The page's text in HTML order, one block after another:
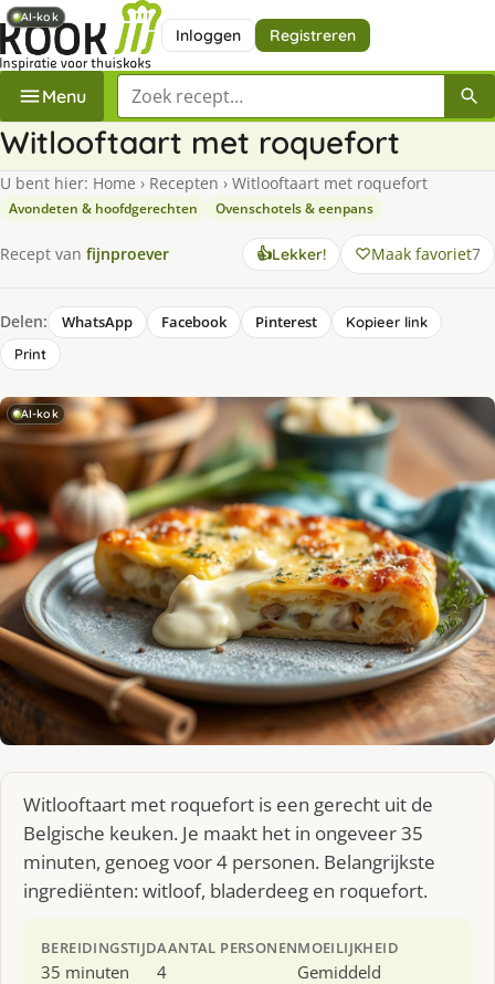
Inloggen Registreren
Menu Zoek een recept
Witlooftaart met roquefort
U bent hier: Home › Recepten › Witlooftaart met roquefort
Avondeten & hoofdgerechten Ovenschotels & eenpans
Recept van fijnproever 👍Lekker! Maak favoriet7
Delen: WhatsApp Facebook Pinterest
Kopieer link
Print
AI-kok
Witlooftaart met roquefort is een gerecht uit de
Belgische keuken. Je maakt het in ongeveer 35
minuten, genoeg voor 4 personen. Belangrijkste
ingrediënten: witloof, bladerdeeg en roquefort.
BEREIDINGSTIJD
35 minuten
AANTAL PERSONEN
4
MOEILIJKHEID
Gemiddeld
AI-kok
AI-kok